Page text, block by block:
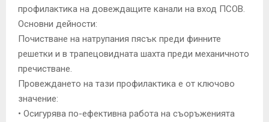
профилактика на довеждащите канали на вход ПСОВ.
Основни дейности:
Почистване на натрупания пясък преди финните
решетки и в трапецовидната шахта преди механичното
пречистване.
Провеждането на тази профилактика е от ключово
значение:
• Осигурява по-ефективна работа на съоръженията